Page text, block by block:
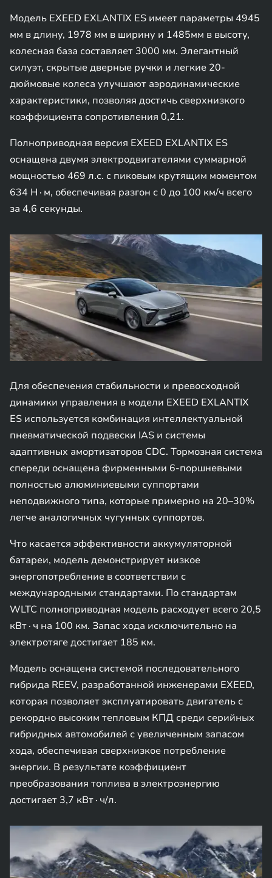
Модель EXEED EXLANTIX ES имеет параметры 4945
мм в длину, 1978 мм в ширину и 1485мм в высоту,
колесная база составляет 3000 мм. Элегантный
силуэт, скрытые дверные ручки и легкие 20-
дюймовые колеса улучшают аэродинамические
характеристики, позволяя достичь сверхнизкого
коэффициента сопротивления 0,21.
Полноприводная версия EXEED EXLANTIX ES
оснащена двумя электродвигателями суммарной
мощностью 469 л.с. с пиковым крутящим моментом
634 Н∙м, обеспечивая разгон с 0 до 100 км/ч всего
за 4,6 секунды.
Для обеспечения стабильности и превосходной
динамики управления в модели EXEED EXLANTIX
ES используется комбинация интеллектуальной
пневматической подвески IAS и системы
адаптивных амортизаторов CDC. Тормозная система
спереди оснащена фирменными 6-поршневыми
полностью алюминиевыми суппортами
неподвижного типа, которые примерно на 20–30%
легче аналогичных чугунных суппортов.
Что касается эффективности аккумуляторной
батареи, модель демонстрирует низкое
энергопотребление в соответствии с
международными стандартами. По стандартам
WLTC полноприводная модель расходует всего 20,5
кВт∙ч на 100 км. Запас хода исключительно на
электротяге достигает 185 км.
Модель оснащена системой последовательного
гибрида REEV, разработанной инженерами EXEED,
которая позволяет эксплуатировать двигатель с
рекордно высоким тепловым КПД среди серийных
гибридных автомобилей с увеличенным запасом
хода, обеспечивая сверхнизкое потребление
энергии. В результате коэффициент
преобразования топлива в электроэнергию
достигает 3,7 кВт∙ч/л.